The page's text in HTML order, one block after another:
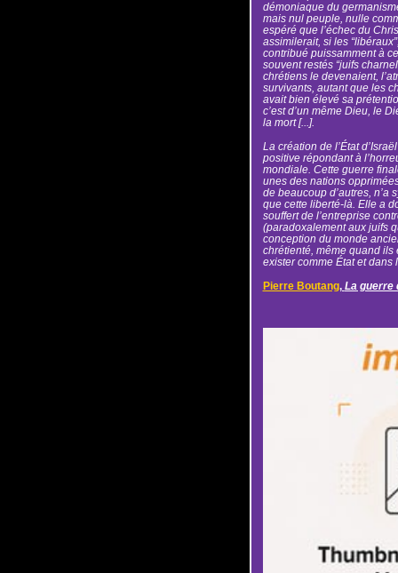
démoniaque du
mais nul peuple, nulle
espéré que l’échec du
assimilerait, si les
contribué puissamment à
souvent restés “juifs
chrétiens le devenaient,
survivants, autant que les
avait bien élevé sa
c’est d’un même Dieu, le
la mort [...].
La création de l’État
positive répondant à
mondiale. Cette guerre
unes des nations
de beaucoup d’autres, n’a
que cette liberté-là. Elle a
souffert de l’entreprise
(paradoxalement aux juifs
conception du monde
chrétienté, même quand ils
exister comme État et dans
Pierre Boutang, La guerre